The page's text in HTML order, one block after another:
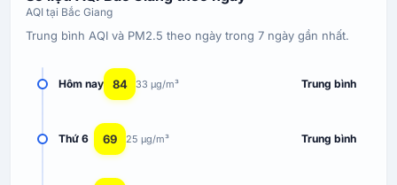
AQI tại Bắc Giang
Trung bình AQI và PM2.5 theo ngày trong 7 ngày gần nhất.
Hôm nay 84 33 µg/m³ Trung bình
Thứ 6 69 25 µg/m³ Trung bình